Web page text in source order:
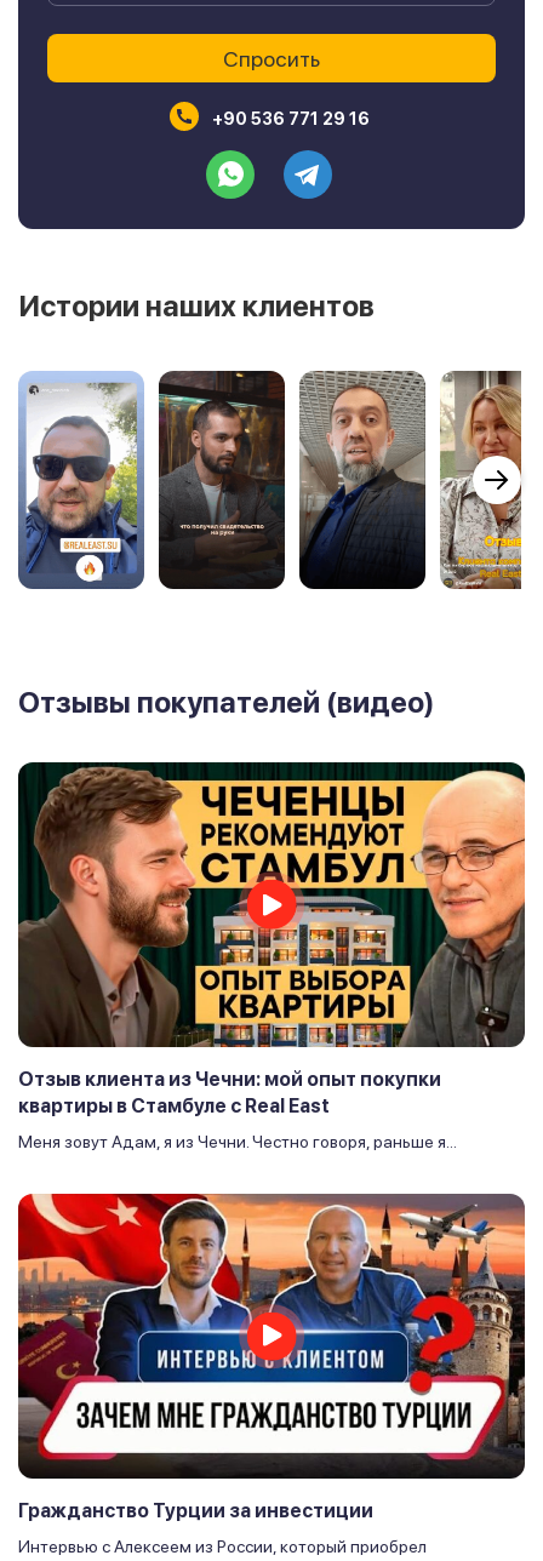
+90 536 771 29 16
Истории наших клиентов
Отзывы покупателей (видео)
Отзыв клиента из Чечни: мой опыт покупки
квартиры в Стамбуле с Real East
Меня зовут Адам, я из Чечни. Честно говоря, раньше я...
Гражданство Турции за инвестиции
Интервью с Алексеем из России, который приобрел